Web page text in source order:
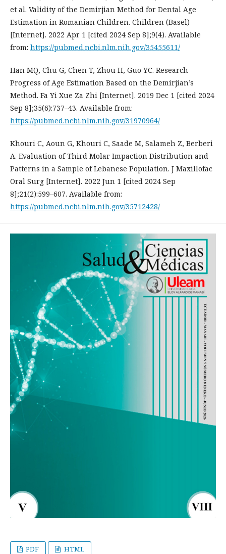
et al. Validity of the Demirjian Method for Dental Age
Estimation in Romanian Children. Children (Basel)
[Internet]. 2022 Apr 1 [cited 2024 Sep 8];9(4). Available
from: https://pubmed.ncbi.nlm.nih.gov/35455611/
Han MQ, Chu G, Chen T, Zhou H, Guo YC. Research
Progress of Age Estimation Based on the Demirjian’s
Method. Fa Yi Xue Za Zhi [Internet]. 2019 Dec 1 [cited 2024
Sep 8];35(6):737–43. Available from:
https://pubmed.ncbi.nlm.nih.gov/31970964/
Khouri C, Aoun G, Khouri C, Saade M, Salameh Z, Berberi
A. Evaluation of Third Molar Impaction Distribution and
Patterns in a Sample of Lebanese Population. J Maxillofac
Oral Surg [Internet]. 2022 Jun 1 [cited 2024 Sep
8];21(2):599–607. Available from:
https://pubmed.ncbi.nlm.nih.gov/35712428/
PDF HTML